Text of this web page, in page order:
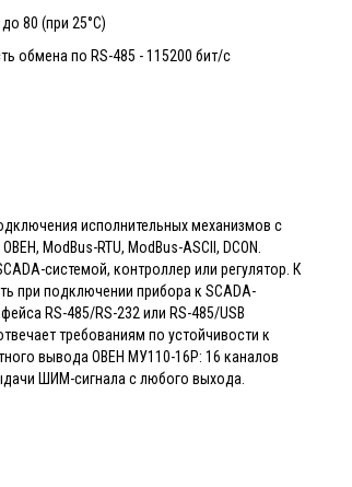
80 (при 25°С)
обмена по RS-485 - 115200 бит/с
исполнительных механизмов с
ModBus-RTU, ModBus-ASCII, DCON.
системой, контроллер или регулятор. К
при подключении прибора к SCADA-
RS-485/RS-232 или RS-485/USB
требованиям по устойчивости к
вывода ОВЕН МУ110-16Р: 16 каналов
ШИМ-сигнала с любого выхода.